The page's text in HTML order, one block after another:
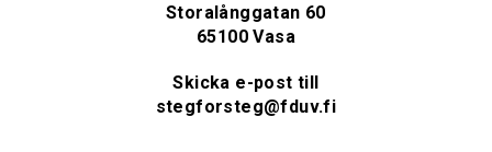
Storalånggatan 60
65100 Vasa
Skicka e-post till
stegforsteg@fduv.fi